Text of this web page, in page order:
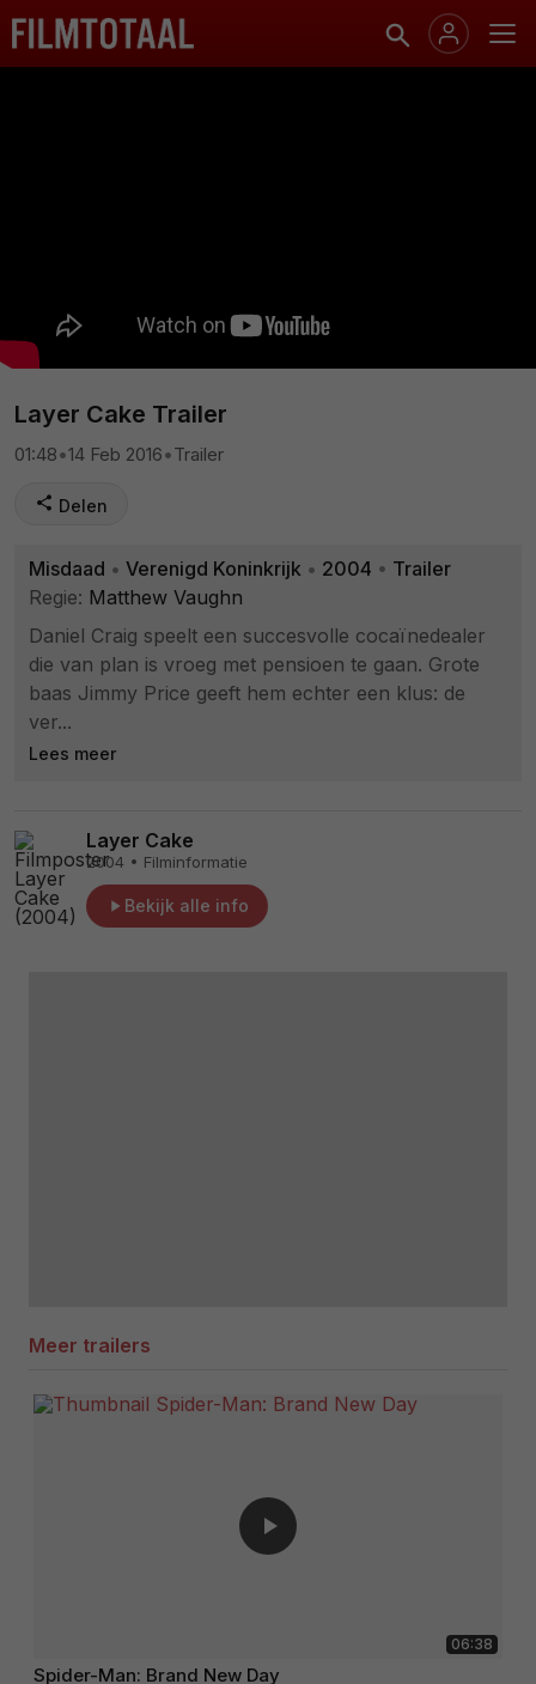
Layer Cake Trailer
01:48•14 Feb 2016•Trailer
Delen
Misdaad • Verenigd Koninkrijk • 2004 • Trailer
Regie: Matthew Vaughn
Daniel Craig speelt een succesvolle cocaïnedealer
die van plan is vroeg met pensioen te gaan. Grote
baas Jimmy Price geeft hem echter een klus: de
ver...
Lees meer
Layer Cake
2004 • Filminformatie
Bekijk alle info
Meer trailers
06:38
Spider-Man: Brand New Day